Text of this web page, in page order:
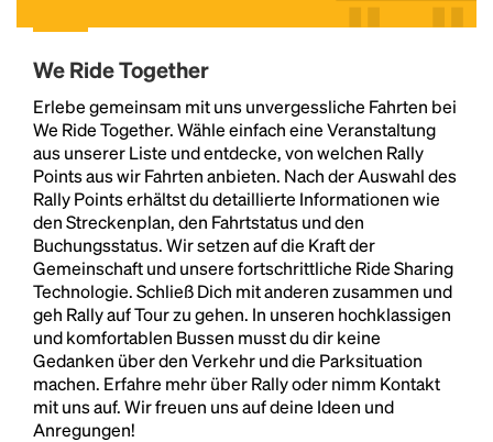
We Ride Together
Erlebe gemeinsam mit uns unvergessliche Fahrten bei
We Ride Together. Wähle einfach eine Veranstaltung
aus unserer Liste und entdecke, von welchen Rally
Points aus wir Fahrten anbieten. Nach der Auswahl des
Rally Points erhältst du detaillierte Informationen wie
den Streckenplan, den Fahrtstatus und den
Buchungsstatus. Wir setzen auf die Kraft der
Gemeinschaft und unsere fortschrittliche Ride Sharing
Technologie. Schließ Dich mit anderen zusammen und
geh Rally auf Tour zu gehen. In unseren hochklassigen
und komfortablen Bussen musst du dir keine
Gedanken über den Verkehr und die Parksituation
machen. Erfahre mehr über Rally oder nimm Kontakt
mit uns auf. Wir freuen uns auf deine Ideen und
Anregungen!
Lorem Ipsum is simply dummy text of the printing
and typesetting industry.
industry's standard
1500s, when an unknown printer took a galley of
type and scrambled it to make a type specimen
book. It has survived not only five centuries, but also
the leap into electronic typesetting, remaining
essentially unchanged.